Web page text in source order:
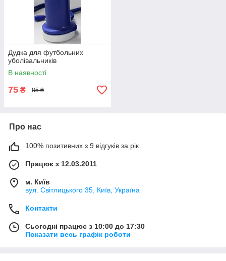
Дудка для футбольних
уболівальників
В наявності
75 ₴ 85 ₴
Про нас
100% позитивних з 9 відгуків за рік
Працює з 12.03.2011
м. Київ
вул. Світлицького 35, Київ, Україна
Контакти
Сьогодні працює з 10:00 до 17:30
Показати весь графік роботи